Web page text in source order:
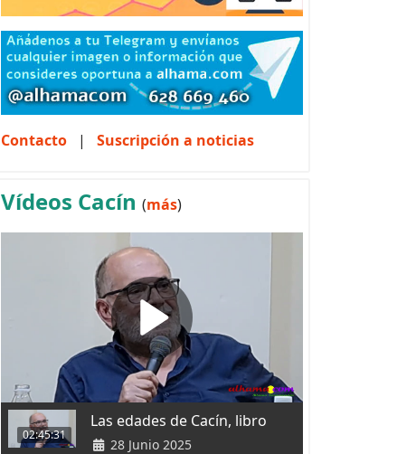
Contacto | Suscripción a noticias
Vídeos Cacín (más)
02:45:31
Las edades de Cacín, libro
28 Junio 2025